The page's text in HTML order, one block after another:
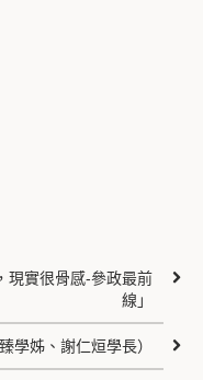
現實很骨感-參政最前
線」
學姊、謝仁烜學長）